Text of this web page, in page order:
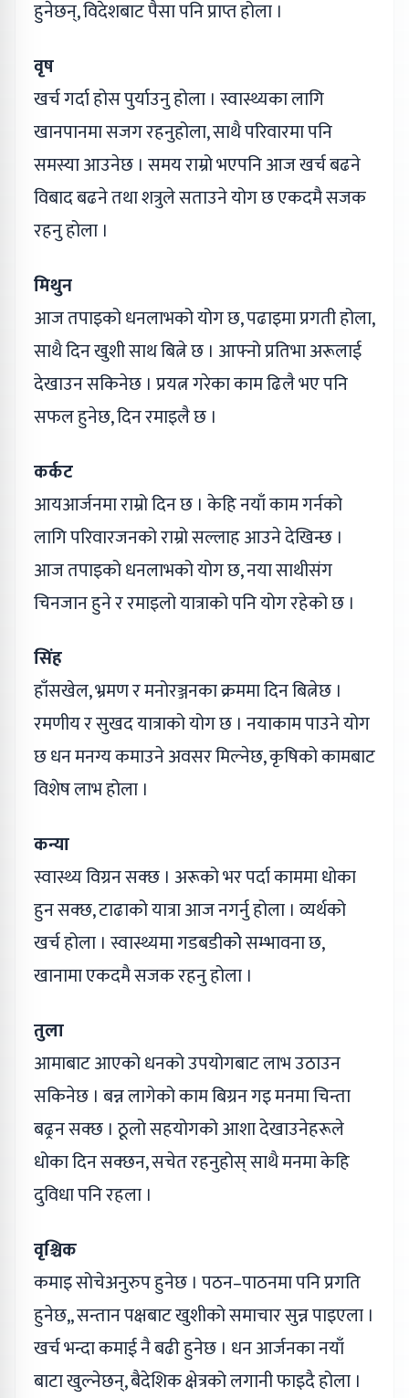
हुनेछन्, विदेशबाट पैसा पनि प्राप्त होला ।
वृष
खर्च गर्दा होस पुर्याउनु होला । स्वास्थ्यका लागि
खानपानमा सजग रहनुहोला, साथै परिवारमा पनि
समस्या आउनेछ । समय राम्रो भएपनि आज खर्च बढने
विबाद बढने तथा शत्रुले सताउने योग छ एकदमै सजक
रहनु होला ।
मिथुन
आज तपाइको धनलाभको योग छ, पढाइमा प्रगती होला,
साथै दिन खुशी साथ बित्ने छ । आफ्नो प्रतिभा अरूलाई
देखाउन सकिनेछ । प्रयत्न गरेका काम ढिलै भए पनि
सफल हुनेछ, दिन रमाइलै छ ।
कर्कट
आयआर्जनमा राम्रो दिन छ । केहि नयाँ काम गर्नको
लागि परिवारजनको राम्रो सल्लाह आउने देखिन्छ ।
आज तपाइको धनलाभको योग छ, नया साथीसंग
चिनजान हुने र रमाइलो यात्राको पनि योग रहेको छ ।
सिंह
हाँसखेल, भ्रमण र मनोरञ्जनका क्रममा दिन बित्नेछ ।
रमणीय र सुखद यात्राको योग छ । नयाकाम पाउने योग
छ धन मनग्य कमाउने अवसर मिल्नेछ, कृषिको कामबाट
विशेष लाभ होला ।
कन्या
स्वास्थ्य विग्रन सक्छ । अरूको भर पर्दा काममा धोका
हुन सक्छ, टाढाको यात्रा आज नगर्नु होला । व्यर्थको
खर्च होला । स्वास्थ्यमा गडबडीकोे सम्भावना छ,
खानामा एकदमै सजक रहनु होला ।
तुला
आमाबाट आएको धनको उपयोगबाट लाभ उठाउन
सकिनेछ । बन्न लागेको काम बिग्रन गइ मनमा चिन्ता
बढ्रन सक्छ । ठूलो सहयोगको आशा देखाउनेहरूले
धोका दिन सक्छन, सचेत रहनुहोस् साथै मनमा केहि
दुविधा पनि रहला ।
वृश्चिक
कमाइ सोचेअनुरुप हुनेछ । पठन–पाठनमा पनि प्रगति
हुनेछ,, सन्तान पक्षबाट खुशीको समाचार सुन्न पाइएला ।
खर्च भन्दा कमाई नै बढी हुनेछ । धन आर्जनका नयाँ
बाटा खुल्नेछन्, बैदेशिक क्षेत्रको लगानी फाइदै होला ।